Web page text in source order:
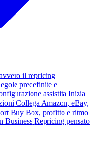
il repricing
predefinite e
assistita Inizia
Collega Amazon, eBay,
Buy Box, profitto e ritmo
Business Repricing pensato